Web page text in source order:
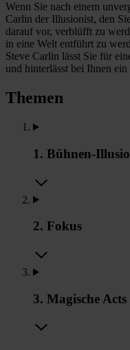
Wenn Sie nach einem
Carlin der Illusionist, den
darauf vor, verblüfft zu
in eine Welt entführt zu
Steve Carlin lässt Sie für
und hinterlässt bei Ihnen
Themen
1. Bühnen-
2. Fokus
3. Magische Acts